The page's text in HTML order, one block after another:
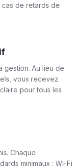
de retards de
gestion. Au lieu de
vous recevez
pour tous les
Chaque
minimaux : Wi-Fi